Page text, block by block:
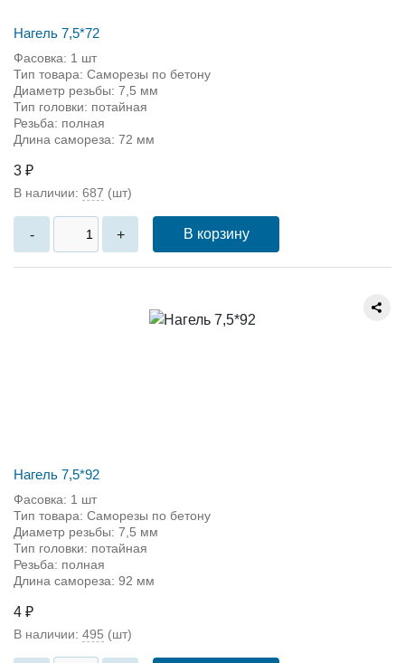
Нагель 7,5*72
Фасовка: 1 шт
Тип товара: Саморезы по бетону
Диаметр резьбы: 7,5 мм
Тип головки: потайная
Резьба: полная
Длина самореза: 72 мм
3 ₽
В наличии: 687 (шт)
- + В корзину
Нагель 7,5*92
Фасовка: 1 шт
Тип товара: Саморезы по бетону
Диаметр резьбы: 7,5 мм
Тип головки: потайная
Резьба: полная
Длина самореза: 92 мм
4 ₽
В наличии: 495 (шт)